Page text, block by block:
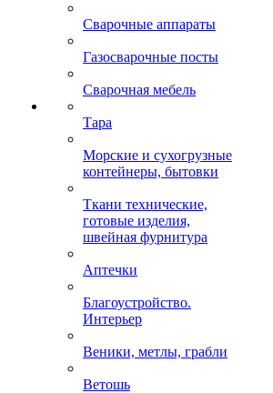
Сварочные аппараты
Газосварочные посты
Сварочная мебель
Тара
Морские и сухогрузные
контейнеры, бытовки
Ткани технические,
готовые изделия,
швейная фурнитура
Аптечки
Благоустройство.
Интерьер
Веники, метлы, грабли
Ветошь